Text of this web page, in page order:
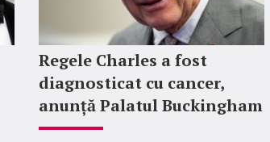
Regele Charles a fost
diagnosticat cu cancer,
anunță Palatul Buckingham